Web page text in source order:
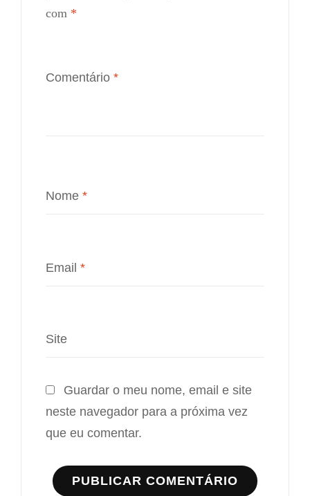
com *
Comentário *
Nome *
Email *
Site
Guardar o meu nome, email e site
neste navegador para a próxima vez
que eu comentar.